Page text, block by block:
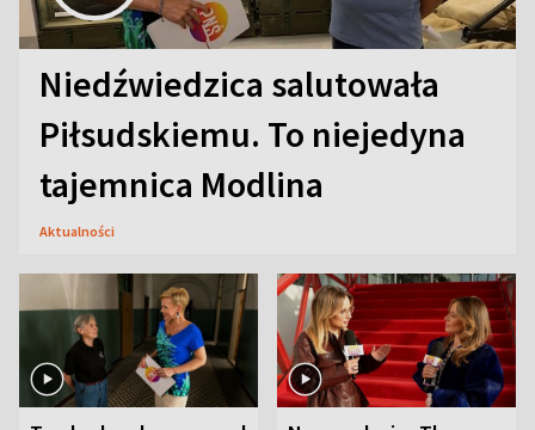
Niedźwiedzica salutowała
Piłsudskiemu. To niejedyna
tajemnica Modlina
Aktualności